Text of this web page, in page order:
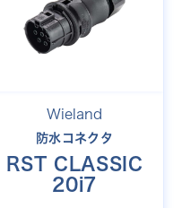
Wieland
防水コネクタ
RST CLASSIC
20i7